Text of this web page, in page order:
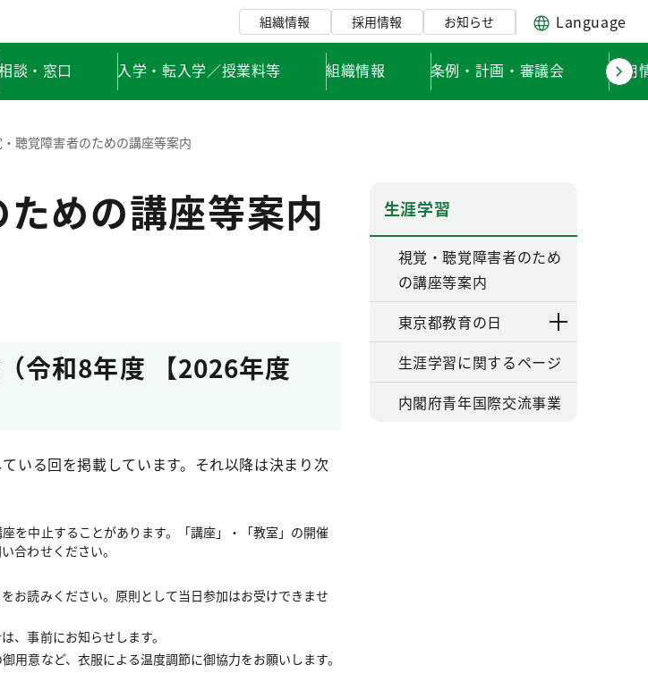
組織情報 採用情報 お知らせ Language
談・窓口 入学・転入学／授業料等 組織情報 条例・計画・審議会 採用
聴覚障害者のための講座等案内
めの講座等案内
令和8年度 【2026年度
いる回を掲載しています。それ以降は決まり次
を中止することがあります。「講座」・「教室」の開催
合わせください。
お読みください。原則として当日参加はお受けできませ
、事前にお知らせします。
用意など、衣服による温度調節に御協力をお願いします。
生涯学習
視覚・聴覚障害者のため
の講座等案内
東京都教育の日
生涯学習に関するページ
内閣府青年国際交流事業